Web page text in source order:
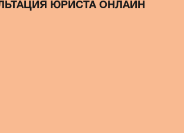
ЮРИСТА ОНЛАЙН